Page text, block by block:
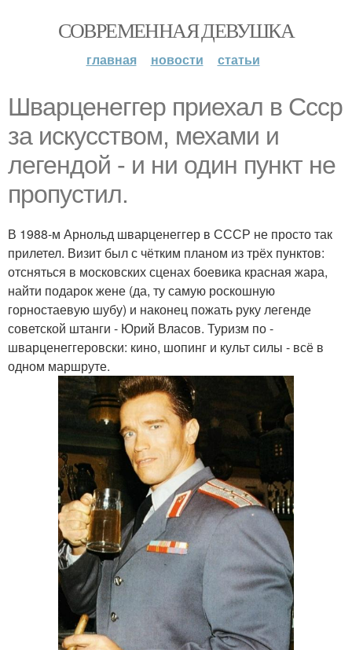
СОВРЕМЕННАЯ ДЕВУШКА
главная новости статьи
Шварценеггер приехал в Ссср
за искусством, мехами и
легендой - и ни один пункт не
пропустил.
В 1988-м Арнольд шварценеггер в СССР не просто так
прилетел. Визит был с чётким планом из трёх пунктов:
отсняться в московских сценах боевика красная жара,
найти подарок жене (да, ту самую роскошную
горностаевую шубу) и наконец пожать руку легенде
советской штанги - Юрий Власов. Туризм по -
шварценеггеровски: кино, шопинг и культ силы - всё в
одном маршруте.